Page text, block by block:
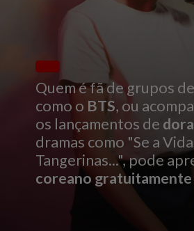
Quem é fã de grupos de
como o BTS, ou
os lançamentos de
dramas como "Se a
Tangerinas...", pode
coreano gratuitamente